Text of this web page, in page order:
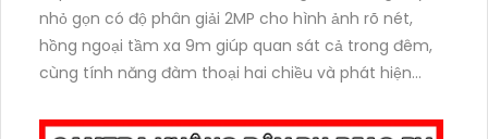
nhỏ gọn có độ phân giải 2MP cho hình ảnh rõ nét,
hồng ngoại tầm xa 9m giúp quan sát cả trong đêm,
cùng tính năng đàm thoại hai chiều và phát hiện
Hỗ trợ thẻ nhớ lên đến 512GB và dễ dàng quản lý qua